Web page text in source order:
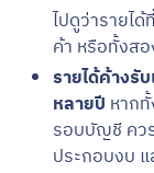
ไปดูว่ารายไ
ค้า หรือทั้งส
รายได้ค้างรั
หลายปี หาก
รอบบัญชี คว
ประกอบงบ